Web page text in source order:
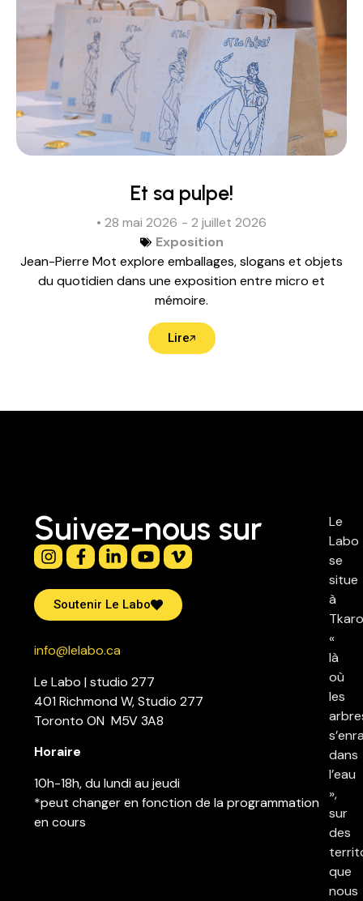
Et sa pulpe!
• 28 mai 2026 - 2 juillet 2026
Exposition
Jean-Pierre Mot explore emballages, slogans et objets
du quotidien dans une exposition entre micro et
mémoire.
Lire
Suivez-nous sur
Soutenir Le Labo
info@lelabo.ca
Le Labo | studio 277
401 Richmond W, Studio 277
Toronto ON M5V 3A8
Horaire
10h-18h, du lundi au jeudi
*peut changer en fonction de la programmation
en cours
Le
Labo
se
situe
à
«
là
où
les
dans
l’eau
»,
sur
des
que
nous